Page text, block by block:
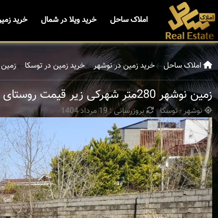
املاک ساحل خرید ویلا در شمال خرید
املاک ساحل خرید زمین در نوشهر خرید زمین در توسکا زمین نوشهر
زمین نوشهر 280متر شهرکی زیر قیمت روستای توسکا
نوشهر - توسکا بروزرسانی : 19 مرداد 1404